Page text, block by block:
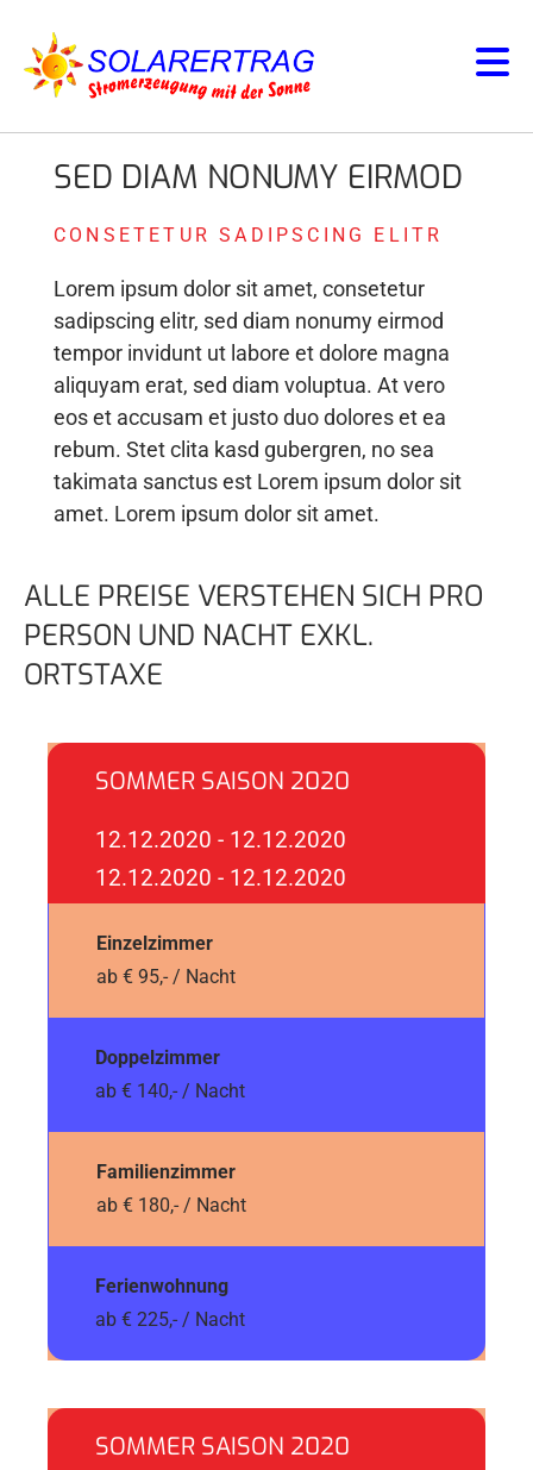
SED DIAM NONUMY EIRMOD
CONSETETUR SADIPSCING ELITR
Lorem ipsum dolor sit amet, consetetur
sadipscing elitr, sed diam nonumy eirmod
tempor invidunt ut labore et dolore magna
aliquyam erat, sed diam voluptua. At vero
eos et accusam et justo duo dolores et ea
rebum. Stet clita kasd gubergren, no sea
takimata sanctus est Lorem ipsum dolor sit
amet. Lorem ipsum dolor sit amet.
ALLE PREISE VERSTEHEN SICH PRO
PERSON UND NACHT EXKL.
ORTSTAXE
SOMMER SAISON 2020
12.12.2020 - 12.12.2020
12.12.2020 - 12.12.2020
Einzelzimmer
ab € 95,- / Nacht
Doppelzimmer
ab € 140,- / Nacht
Familienzimmer
ab € 180,- / Nacht
Ferienwohnung
ab € 225,- / Nacht
SOMMER SAISON 2020